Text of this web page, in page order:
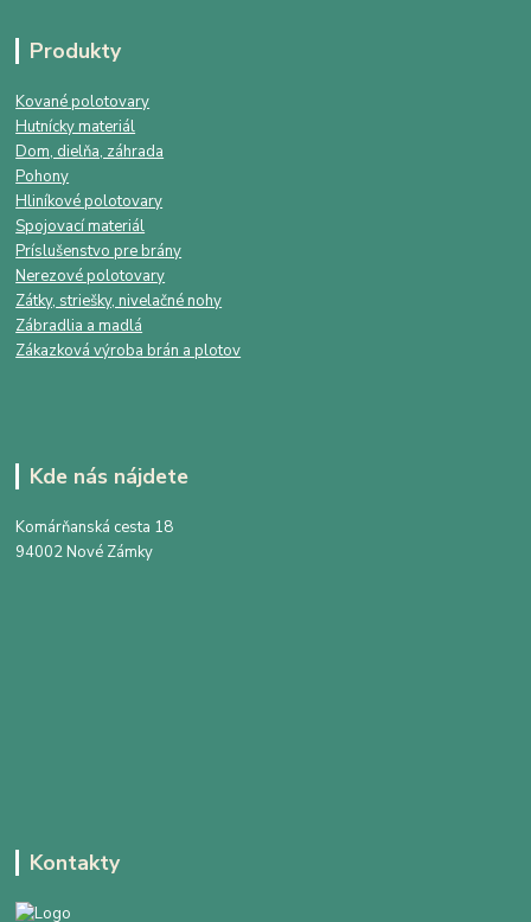
Produkty
Kované polotovary
Hutnícky materiál
Dom, dielňa, záhrada
Pohony
Hliníkové polotovary
Spojovací materiál
Príslušenstvo pre brány
Nerezové polotovary
Zátky, striešky, nivelačné nohy
Zábradlia a madlá
Zákazková výroba brán a plotov
Kde nás nájdete
Komárňanská cesta 18
94002 Nové Zámky
Kontakty